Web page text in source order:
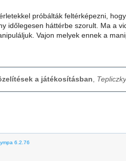
próbálták feltérképezni,
időlegesen háttérbe szorult. Ma a
Vajon melyek ennek a
a játékosításban,
6.2.76